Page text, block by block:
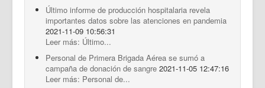
Último informe de producción hospitalaria revela
importantes datos sobre las atenciones en pandemia
2021-11-09 10:56:31
Leer más: Último...
Personal de Primera Brigada Aérea se sumó a
campaña de donación de sangre 2021-11-05 12:47:16
Leer más: Personal de...